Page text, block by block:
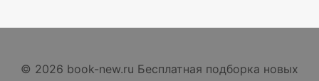
© 2026 book-new.ru Бесплатная подборка новых